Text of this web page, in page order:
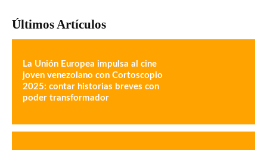
Últimos Artículos
La Unión Europea impulsa al cine
joven venezolano con Cortoscopio
2025: contar historias breves con
poder transformador